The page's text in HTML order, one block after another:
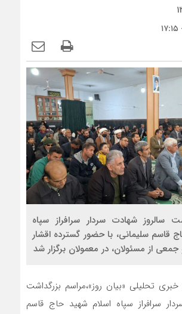
سالروز شهادت سردار سرافراز سپاه
قاسم سلیمانی، با حضور گسترده اقشار
از مسئولان، در معمولان برگزار شد
خبری تحلیلی «بیان روز»،مراسم بزرگداشت
سرافراز سپاه اسلام شهید حاج قاسم